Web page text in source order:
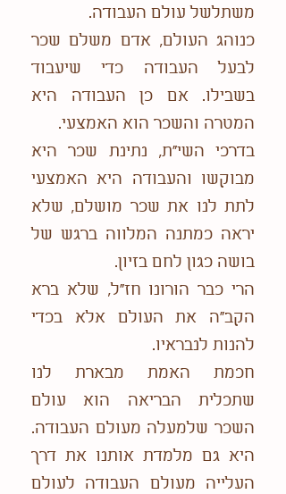
משתלשל עולם העבודה.
כנוהג העולם, אדם משלם שכר
לבעל העבודה כדי שיעבוד
בשבילו. אם כן העבודה היא
המטרה והשכר הוא האמצעי.
בדרכי השי"ת, נתינת שכר היא
מבוקשו והעבודה היא האמצעי
לתת לנו את שכר מושלם, שלא
יראה כמתנה המלווה ברגש של
בושה כגון לחם בזיון.
הרי כבר הורונו חז"ל, שלא ברא
הקב"ה את העולם אלא בכדי
להנות לנבראיו.
חכמת האמת מבארת לנו
שתכלית הבריאה הוא עולם
השכר שלמעלה מעולם העבודה.
היא גם מלמדת אותנו את דרך
העלייה מעולם העבודה לעולם